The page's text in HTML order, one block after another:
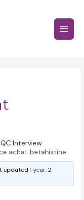
Main
Interview
achat betahistine
updated1 year, 2